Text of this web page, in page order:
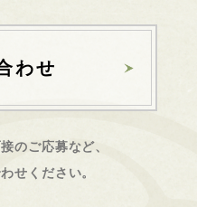
わせ
のご応募など、
せください。